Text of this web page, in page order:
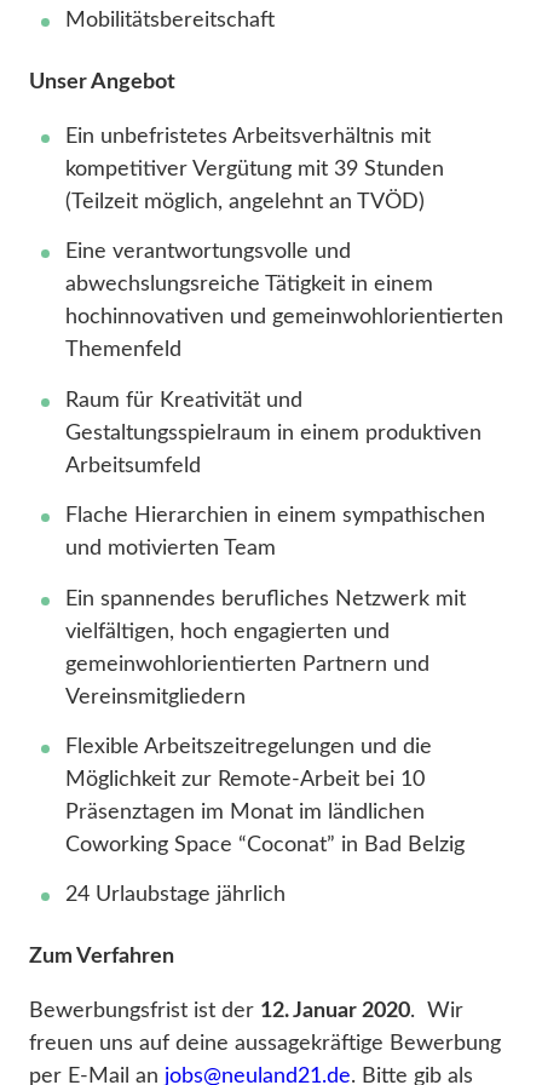
Mobilitätsbereitschaft
Unser Angebot
Ein unbefristetes Arbeitsverhältnis mit
kompetitiver Vergütung mit 39 Stunden
(Teilzeit möglich, angelehnt an TVÖD)
Eine verantwortungsvolle und
abwechslungsreiche Tätigkeit in einem
hochinnovativen und gemeinwohlorientierten
Themenfeld
Raum für Kreativität und
Gestaltungsspielraum in einem produktiven
Arbeitsumfeld
Flache Hierarchien in einem sympathischen
und motivierten Team
Ein spannendes berufliches Netzwerk mit
vielfältigen, hoch engagierten und
gemeinwohlorientierten Partnern und
Vereinsmitgliedern
Flexible Arbeitszeitregelungen und die
Möglichkeit zur Remote-Arbeit bei 10
Präsenztagen im Monat im ländlichen
Coworking Space “Coconat” in Bad Belzig
24 Urlaubstage jährlich
Zum Verfahren
Bewerbungsfrist ist der 12. Januar 2020. Wir
freuen uns auf deine aussagekräftige Bewerbung
per E-Mail an jobs@neuland21.de. Bitte gib als